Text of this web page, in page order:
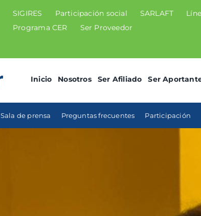
SIGIRES Participación social SARLAFT
Programa CER
Ser Proveedor
Inicio Nosotros Ser Afiliado Ser
Sala de prensa Preguntas frecuentes Participación